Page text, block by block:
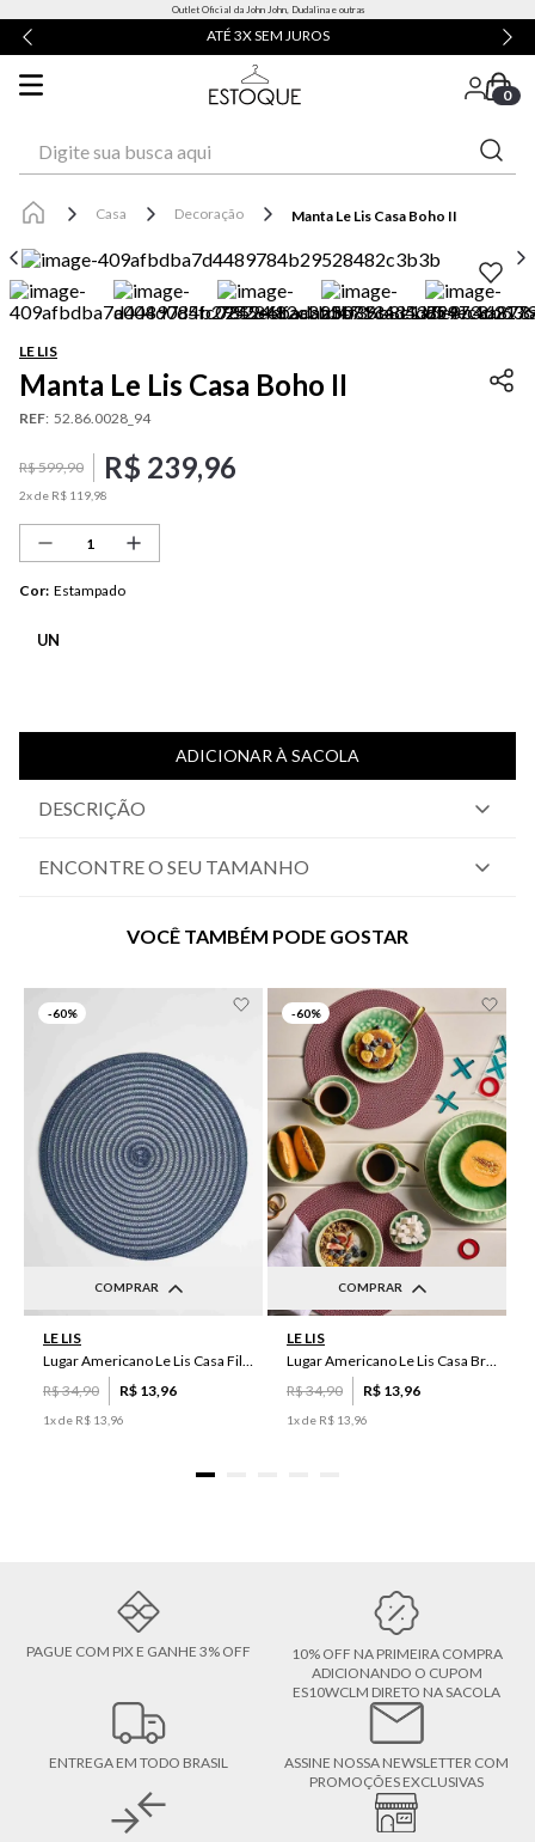
Outlet Oficial da John John, Dudalina e outras
ATÉ 3X SEM JUROS
0
Casa Decoração Manta Le Lis Casa Boho II
LE LIS
Manta Le Lis Casa Boho II
REF: 52.86.0028_94
R$599,90 R$ 239,96
2x de R$ 119 98
Cor: Estampado
UN
ADICIONAR À SACOLA
DESCRIÇÃO
ENCONTRE O SEU TAMANHO
VOCÊ TAMBÉM PODE GOSTAR
-60%
COMPRAR
LE LIS
Lugar Americano Le Lis Casa Filipa
R$34,90 R$ 13 96
1x de R$ 13 96
-60%
COMPRAR
LE LIS
Lugar Americano Le Lis Casa Brenda
R$34,90 R$ 13 96
1x de R$ 13 96
PAGUE COM PIX E GANHE 3% OFF
10% OFF NA PRIMEIRA COMPRA
ADICIONANDO O CUPOM
ES10WCLM DIRETO NA SACOLA
ENTREGA EM TODO BRASIL
ASSINE NOSSA NEWSLETTER COM
PROMOÇÕES EXCLUSIVAS